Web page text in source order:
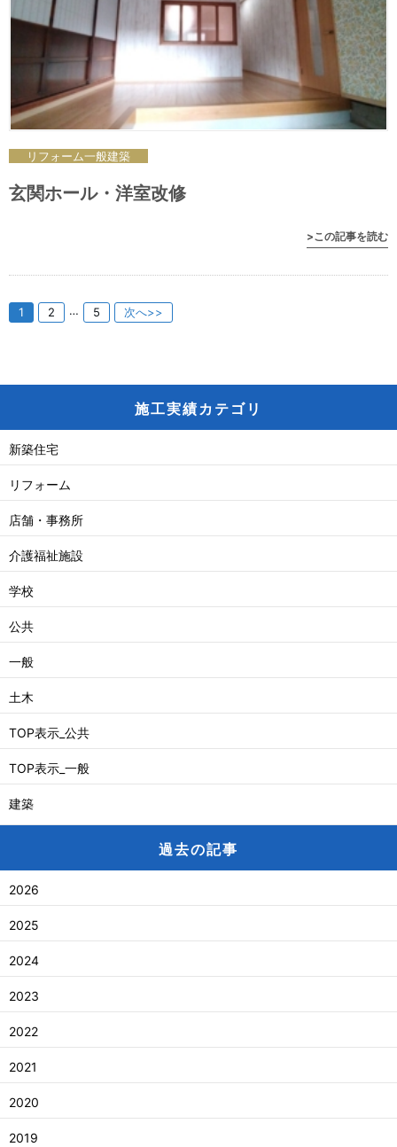
リフォーム一般建築
玄関ホール・洋室改修
>この記事を読む
1 2 … 5 次へ>>
施工実績カテゴリ
新築住宅
リフォーム
店舗・事務所
介護福祉施設
学校
公共
一般
土木
TOP表示_公共
TOP表示_一般
建築
過去の記事
2026
2025
2024
2023
2022
2021
2020
2019